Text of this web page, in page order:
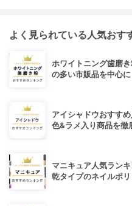
よく見られている人気おす
ホワイトニング歯磨
の多い市販品を中心に
アイシャドウおすす
色&ラメ入り商品を徹
マニキュア人気ラン
乾タイプのネイルポリ